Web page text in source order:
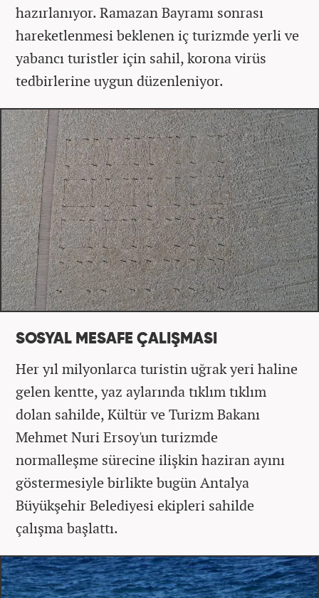
hazırlanıyor. Ramazan Bayramı sonrası
hareketlenmesi beklenen iç turizmde yerli ve
yabancı turistler için sahil, korona virüs
tedbirlerine uygun düzenleniyor.
SOSYAL MESAFE ÇALIŞMASI
Her yıl milyonlarca turistin uğrak yeri haline
gelen kentte, yaz aylarında tıklım tıklım
dolan sahilde, Kültür ve Turizm Bakanı
Mehmet Nuri Ersoy'un turizmde
normalleşme sürecine ilişkin haziran ayını
göstermesiyle birlikte bugün Antalya
Büyükşehir Belediyesi ekipleri sahilde
çalışma başlattı.